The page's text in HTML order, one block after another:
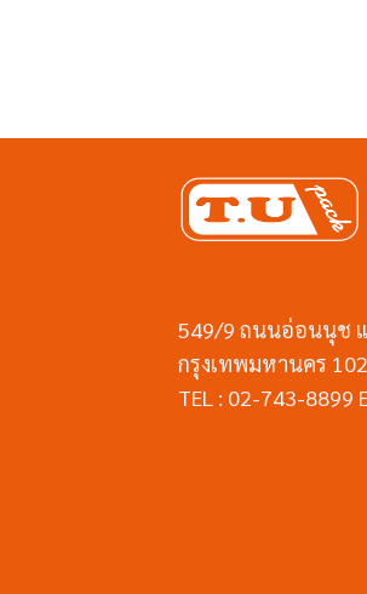
549/9 ถนนอ่อนนุช แ
กรุงเทพมหานคร
TEL : 02-743-8899